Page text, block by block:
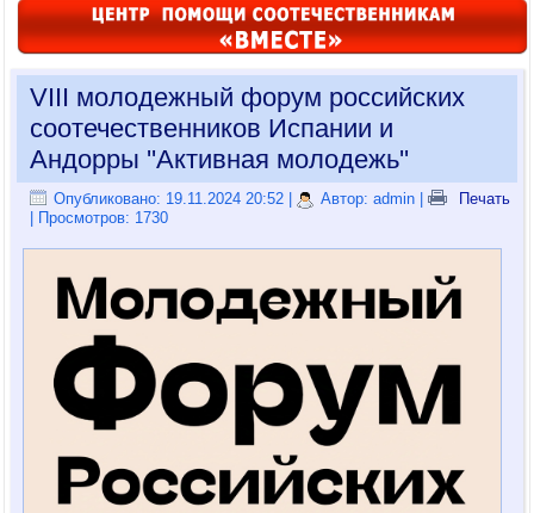
VIII молодежный форум российских
соотечественников Испании и
Андорры ''Активная молодежь''
Опубликовано: 19.11.2024 20:52 Автор: admin |
Печать
| Просмотров: 1730